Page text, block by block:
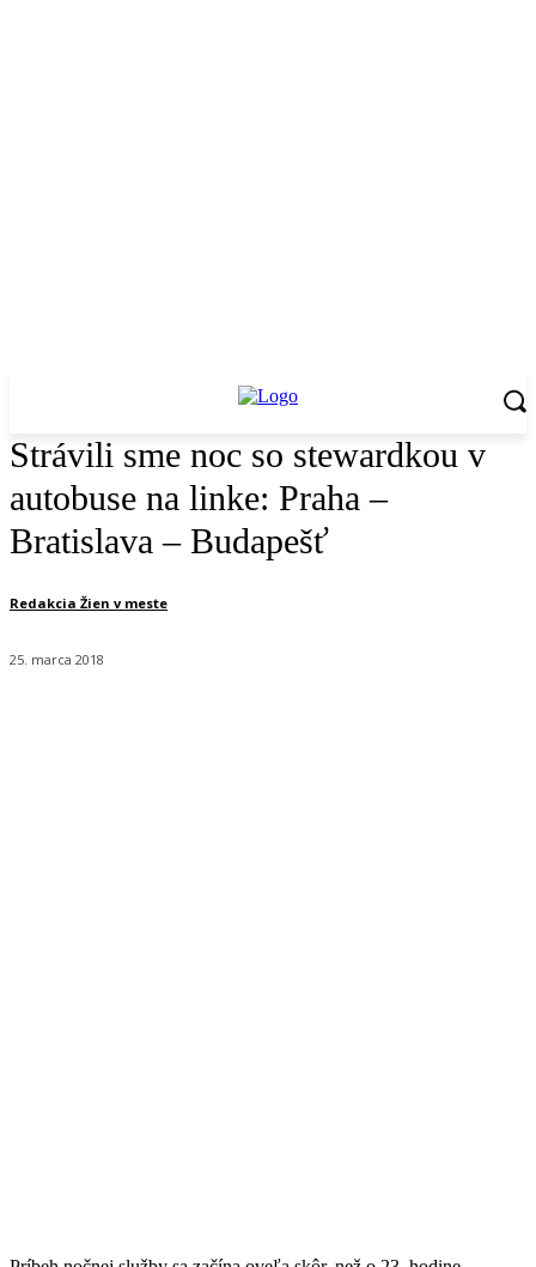
Strávili sme noc so stewardkou v
autobuse na linke: Praha –
Bratislava – Budapešť
Redakcia Žien v meste
25. marca 2018